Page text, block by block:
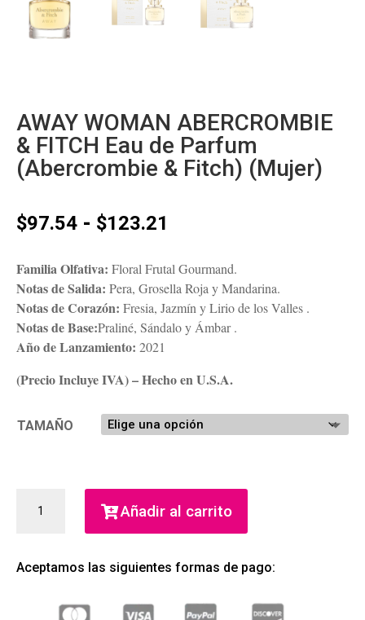
AWAY WOMAN ABERCROMBIE
& FITCH Eau de Parfum
(Abercrombie & Fitch) (Mujer)
$97.54 - $123.21
precios:
desde
$97.54
hasta
$123.21
Familia Olfativa: Floral Frutal Gourmand.
Notas de Salida: Pera, Grosella Roja y Mandarina.
Notas de Corazón: Fresia, Jazmín y Lirio de los Valles .
Notas de Base:Praliné, Sándalo y Ámbar .
Año de Lanzamiento: 2021
(Precio Incluye IVA) – Hecho en U.S.A.
TAMAÑO
WOMAN
ABERCROMBIE
FITCH
Añadir al carrito
Aceptamos las siguientes formas de pago: